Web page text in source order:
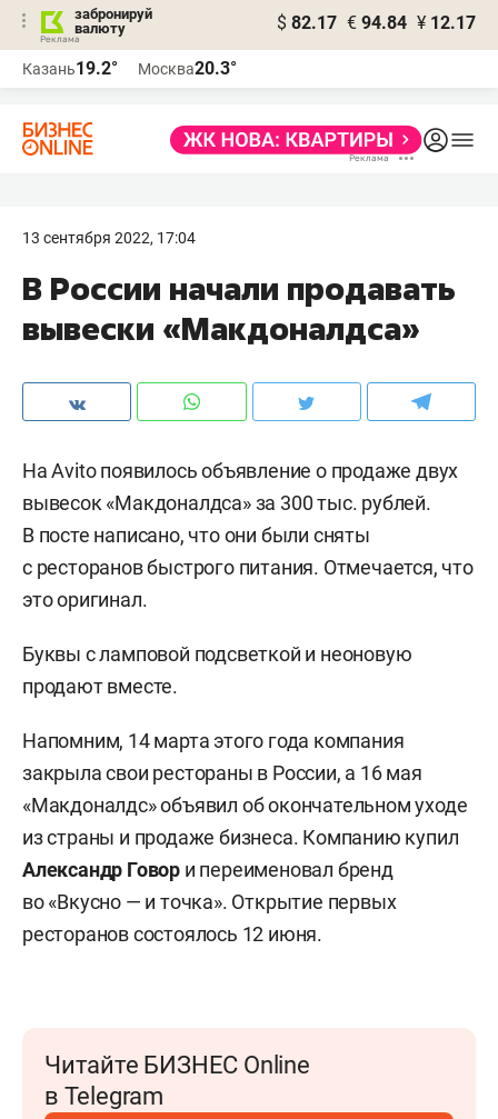
забронируй
валюту
$ 82.17 € 94.84 ¥ 12.17
Казань19.2° Москва20.3°
13 сентября 2022, 17:04
В России начали продавать
вывески «Макдоналдса»
На Avito появилось объявление о продаже двух
вывесок «Макдоналдса» за 300 тыс. рублей.
В посте написано, что они были сняты
с ресторанов быстрого питания. Отмечается, что
это оригинал.
Буквы с ламповой подсветкой и неоновую
продают вместе.
Напомним, 14 марта этого года компания
закрыла свои рестораны в России, а 16 мая
«Макдоналдс» объявил об окончательном уходе
из страны и продаже бизнеса. Компанию купил
Александр Говор и переименовал бренд
во «Вкусно — и точка». Открытие первых
ресторанов состоялось 12 июня.
Читайте БИЗНЕС Online
в Telegram